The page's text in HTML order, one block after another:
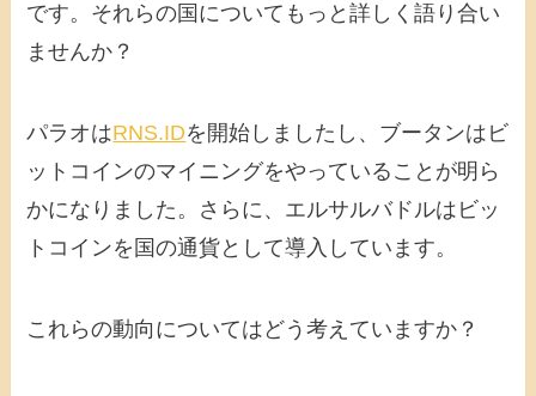
です。それらの国についてもっと詳しく語り合い
ませんか？
パラオはRNS.IDを開始しましたし、ブータンはビ
ットコインのマイニングをやっていることが明ら
かになりました。さらに、エルサルバドルはビッ
トコインを国の通貨として導入しています。
これらの動向についてはどう考えていますか？